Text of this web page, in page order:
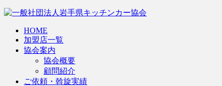
HOME
加盟店一覧
協会案内
協会概要
顧問紹介
ご依頼・斡旋実績